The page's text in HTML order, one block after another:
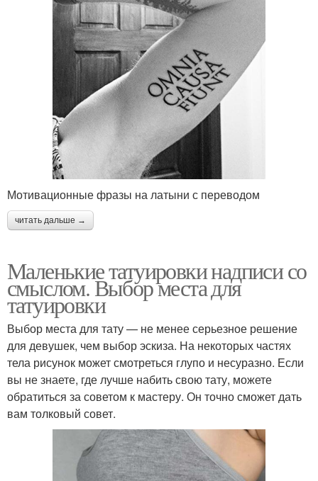
Мотивационные фразы на латыни с переводом
читать дальше →
Маленькие татуировки надписи со
смыслом. Выбор места для
татуировки
Выбор места для тату — не менее серьезное решение
для девушек, чем выбор эскиза. На некоторых частях
тела рисунок может смотреться глупо и несуразно. Если
вы не знаете, где лучше набить свою тату, можете
обратиться за советом к мастеру. Он точно сможет дать
вам толковый совет.